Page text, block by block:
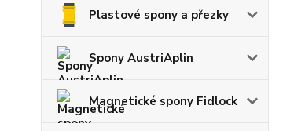
Plastové spony a přezky
Spony AustriAplin
Magnetické spony Fidlock